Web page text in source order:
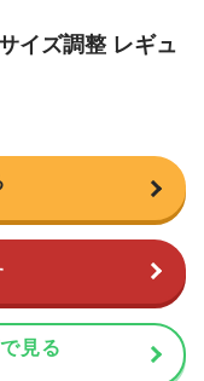
イズ調整 レギュ
見る